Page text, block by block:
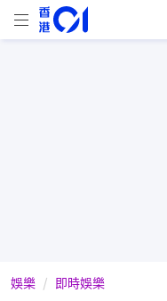
娛樂 即時娛樂